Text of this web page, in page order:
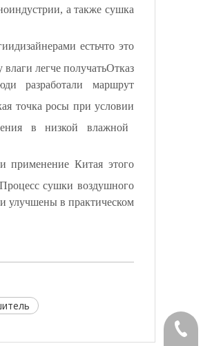
а также сушка
дизайнерами естьчто это
влаги легче получатьОтказ
разработали маршрут
точка росы при условии
в низкой влажной
применение Китая этого
сушки воздушного
и улучшены в практическом
0510-